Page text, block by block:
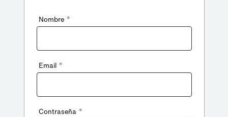
Nombre *
Email *
Contraseña *